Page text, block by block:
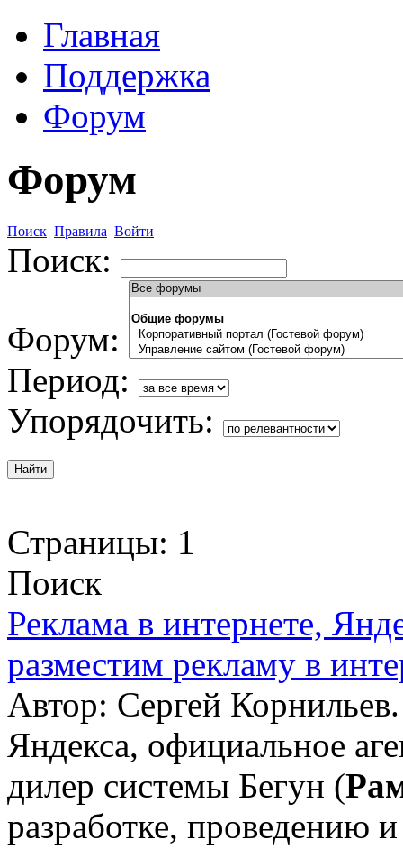
Главная
Поддержка
Форум
Форум
Поиск Правила Войти
Поиск:
Форум:
Период:
Упорядочить:
Страницы: 1
Поиск
Реклама в интернете,
разместим рекламу в
Автор: Сергей
Яндекса, официальное
дилер системы Бегун (
разработке, проведению